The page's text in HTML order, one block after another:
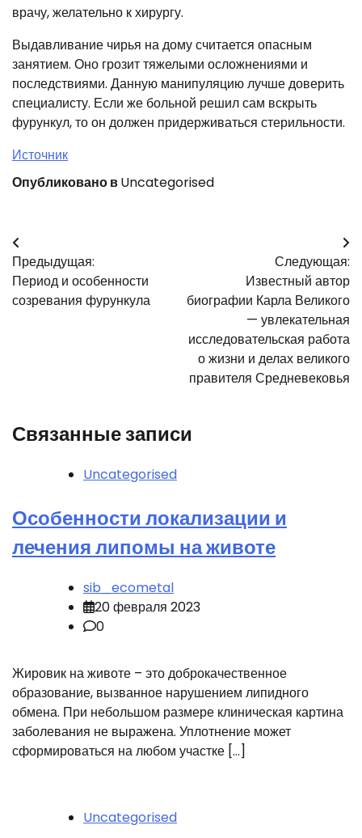
врачу, желательно к хирургу.
Выдавливание чирья на дому считается опасным
занятием. Оно грозит тяжелыми осложнениями и
последствиями. Данную манипуляцию лучше доверить
специалисту. Если же больной решил сам вскрыть
фурункул, то он должен придерживаться стерильности.
Источник
Опубликовано вUncategorised
Навигация
по
записям
Предыдущая:
Период и особенности
созревания фурункула
Следующая:
Известный автор
биографии Карла Великого
— увлекательная
исследовательская работа
о жизни и делах великого
правителя Средневековья
Связанные записи
Uncategorised
Особенности локализации и
лечения липомы на животе
sib_ecometal
20 февраля 2023
0
Жировик на животе – это доброкачественное
образование, вызванное нарушением липидного
обмена. При небольшом размере клиническая картина
заболевания не выражена. Уплотнение может
сформироваться на любом участке […]
Uncategorised